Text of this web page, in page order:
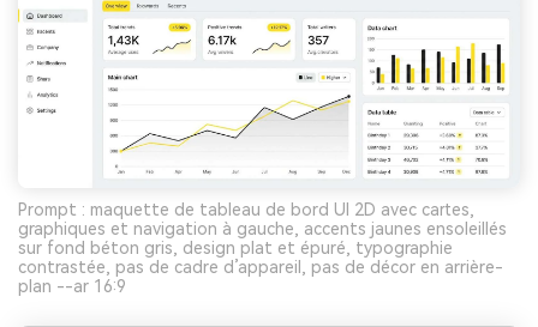
Prompt : maquette de tableau de bord UI 2D avec cartes,
graphiques et navigation à gauche, accents jaunes ensoleillés
sur fond béton gris, design plat et épuré, typographie
contrastée, pas de cadre d’appareil, pas de décor en arrière-
plan --ar 16:9